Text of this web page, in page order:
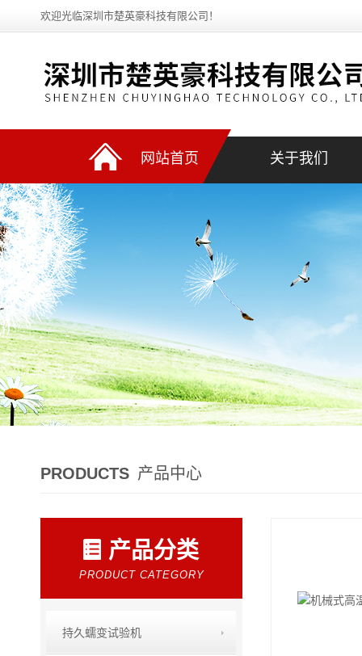
欢迎光临深圳市楚英豪科技有限公司！
网站首页 关于我们
PRODUCTS 产品中心
产品分类
PRODUCT CATEGORY
持久蠕变试验机